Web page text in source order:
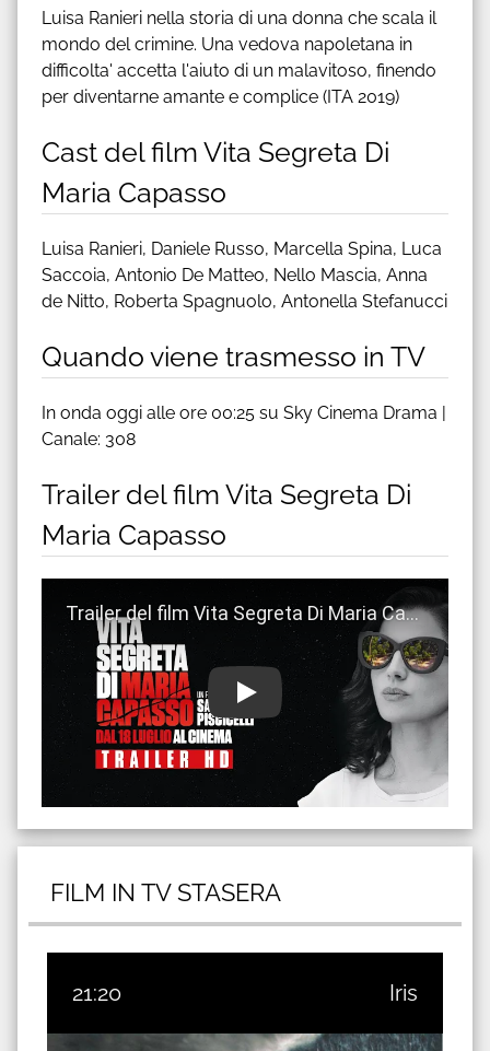
Luisa Ranieri nella storia di una donna che scala il
mondo del crimine. Una vedova napoletana in
difficolta' accetta l'aiuto di un malavitoso, finendo
per diventarne amante e complice (ITA 2019)
Cast del film Vita Segreta Di
Maria Capasso
Luisa Ranieri, Daniele Russo, Marcella Spina, Luca
Saccoia, Antonio De Matteo, Nello Mascia, Anna
de Nitto, Roberta Spagnuolo, Antonella Stefanucci
Quando viene trasmesso in TV
In onda oggi alle ore 00:25 su Sky Cinema Drama |
Canale: 308
Trailer del film Vita Segreta Di
Maria Capasso
Guarda trailer del film Vita Segreta Di Maria Capasso
FILM IN TV STASERA
21:20 Iris